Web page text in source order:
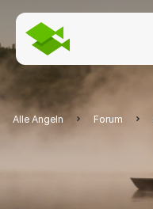
Alle Angeln Forum